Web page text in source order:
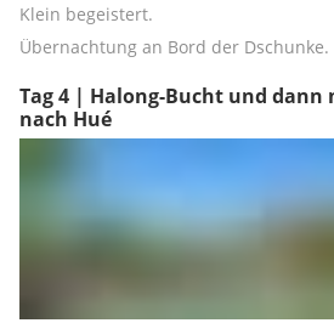
Klein begeistert.
Übernachtung an Bord der Dschunke.
Tag 4 | Halong-Bucht und dann
nach Hué